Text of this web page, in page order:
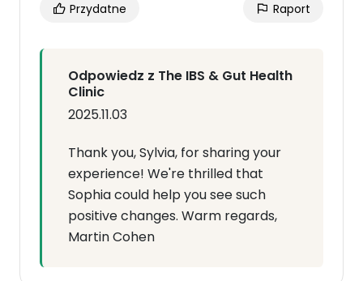
Przydatne Raport
Odpowiedz z The IBS & Gut Health
Clinic
2025.11.03
Thank you, Sylvia, for sharing your
experience! We're thrilled that
Sophia could help you see such
positive changes. Warm regards,
Martin Cohen